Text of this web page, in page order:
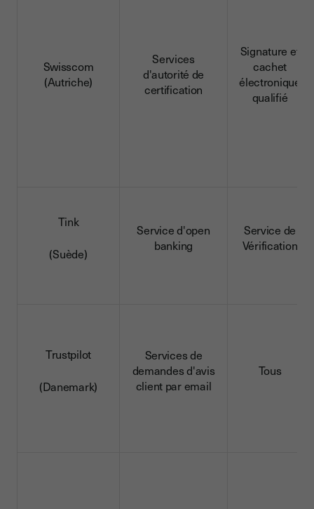
Swisscom
(Autriche)
Services
d'autorité de
certification
Signature et
cachet
électronique
qualifié
Tink
(Suède)
Service d'open
banking
Service de
Vérification
Trustpilot
(Danemark)
Services de
demandes d'avis
client par email
Tous